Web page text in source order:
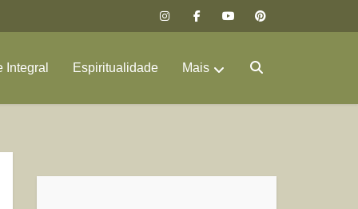
Integral Espiritualidade Mais